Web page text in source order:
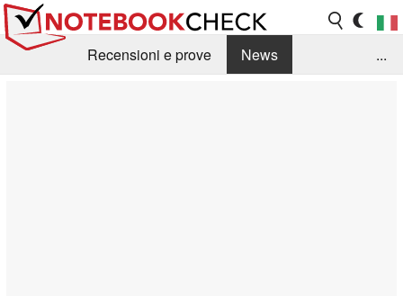
Recensioni e prove
News
...